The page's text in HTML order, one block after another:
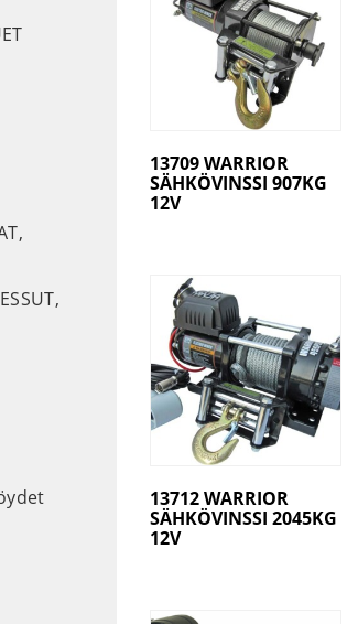
13709 WARRIOR
SÄHKÖVINSSI 907KG
12V
13712 WARRIOR
SÄHKÖVINSSI 2045KG
12V